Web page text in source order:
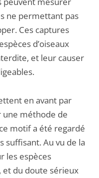
ne permettant pas
Ces captures
d’oiseaux
et leur causer
en avant par
une méthode de
motif a été regardé
suffisant. Au vu de la
les espèces
et du doute sérieux